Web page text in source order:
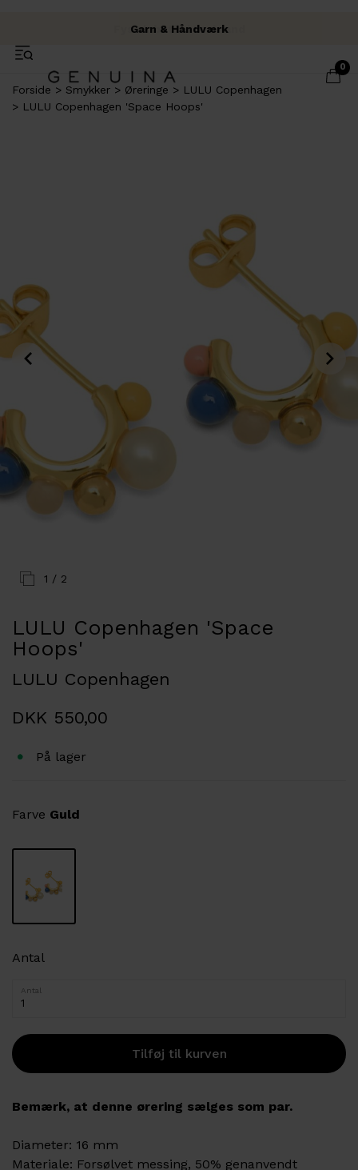
Fri fragt over 500 kr.
Fysisk butik i Brabrand
Garn & Håndværk
0
Forside Smykker Øreringe
LULU Copenhagen
LULU Copenhagen 'Space Hoops'
1 / 2
LULU Copenhagen 'Space
Hoops'
LULU Copenhagen
DKK 550,00
På lager
Farve Guld
Antal
Antal
Bemærk, at denne ørering sælges som par.
Diameter: 16 mm
Materiale: Forsølvet messing, 50% genanvendt